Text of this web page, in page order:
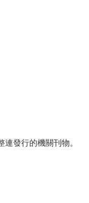
連發行的機關刊物。